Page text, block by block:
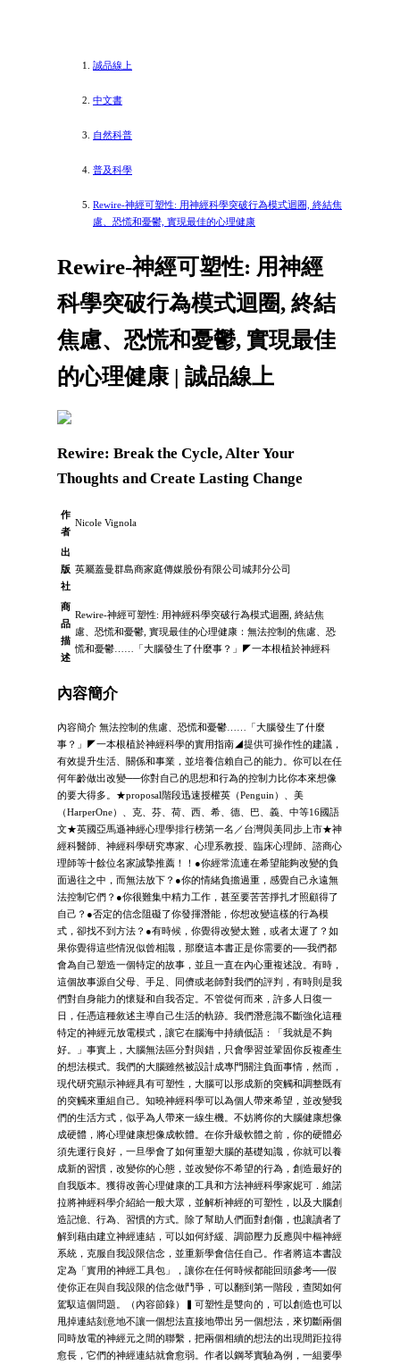
誠品線上
中文書
自然科普
普及科學
Rewire-神經可塑性: 用神經科學突破行為模式迴圈, 終結焦
慮、恐慌和憂鬱, 實現最佳的心理健康
Rewire-神經可塑性: 用神經
科學突破行為模式迴圈, 終結
焦慮、恐慌和憂鬱, 實現最佳
的心理健康 | 誠品線上
Rewire: Break the Cycle, Alter Your
Thoughts and Create Lasting Change
作
者
Nicole Vignola
出
版
社
英屬蓋曼群島商家庭傳媒股份有限公司城邦分公司
商
品
描
述
Rewire-神經可塑性: 用神經科學突破行為模式迴圈, 終結焦
慮、恐慌和憂鬱, 實現最佳的心理健康：無法控制的焦慮、恐
慌和憂鬱……「大腦發生了什麼事？」◤一本根植於神經科
內容簡介
內容簡介 無法控制的焦慮、恐慌和憂鬱……「大腦發生了什麼
事？」◤一本根植於神經科學的實用指南◢提供可操作性的建議，
有效提升生活、關係和事業，並培養信賴自己的能力。你可以在任
何年齡做出改變──你對自己的思想和行為的控制力比你本來想像
的要大得多。★proposal階段迅速授權英（Penguin）、美
（HarperOne）、克、芬、荷、西、希、德、巴、義、中等16國語
文★英國亞馬遜神經心理學排行榜第一名／台灣與美同步上市★神
經科醫師、神經科學研究專家、心理系教授、臨床心理師、諮商心
理師等十餘位名家誠摯推薦！！●你經常流連在希望能夠改變的負
面過往之中，而無法放下？●你的情緒負擔過重，感覺自己永遠無
法控制它們？●你很難集中精力工作，甚至要苦苦掙扎才照顧得了
自己？●否定的信念阻礙了你發揮潛能，你想改變這樣的行為模
式，卻找不到方法？●有時候，你覺得改變太難，或者太遲了？如
果你覺得這些情況似曾相識，那麼這本書正是你需要的──我們都
會為自己塑造一個特定的故事，並且一直在內心重複述說。有時，
這個故事源自父母、手足、同儕或老師對我們的評判，有時則是我
們對自身能力的懷疑和自我否定。不管從何而來，許多人日復一
日，任憑這種敘述主導自己生活的軌跡。我們潛意識不斷強化這種
特定的神經元放電模式，讓它在腦海中持續低語：「我就是不夠
好。」事實上，大腦無法區分對與錯，只會學習並鞏固你反複產生
的想法模式。我們的大腦雖然被設計成專門關注負面事情，然而，
現代研究顯示神經具有可塑性，大腦可以形成新的突觸和調整既有
的突觸來重組自己。知曉神經科學可以為個人帶來希望，並改變我
們的生活方式，似乎為人帶來一線生機。不妨將你的大腦健康想像
成硬體，將心理健康想像成軟體。在你升級軟體之前，你的硬體必
須先運行良好，一旦學會了如何重塑大腦的基礎知識，你就可以養
成新的習慣，改變你的心態，並改變你不希望的行為，創造最好的
自我版本。獲得改善心理健康的工具和方法神經科學家妮可．維諾
拉將神經科學介紹給一般大眾，並解析神經的可塑性，以及大腦創
造記憶、行為、習慣的方式。除了幫助人們面對創傷，也讓讀者了
解到藉由建立神經連結，可以如何紓緩、調節壓力反應與中樞神經
系統，克服自我設限信念，並重新學會信任自己。作者將這本書設
定為「實用的神經工具包」，讓你在任何時候都能回頭參考──假
使你正在與自我設限的信念做鬥爭，可以翻到第一階段，查閱如何
駕馭這個問題。（內容節錄）▍可塑性是雙向的，可以創造也可以
甩掉連結刻意地不讓一個想法直接地帶出另一個想法，來切斷兩個
同時放電的神經元之間的聯繫，把兩個相續的想法的出現間距拉得
愈長，它們的神經連結就會愈弱。作者以鋼琴實驗為例，一組要學